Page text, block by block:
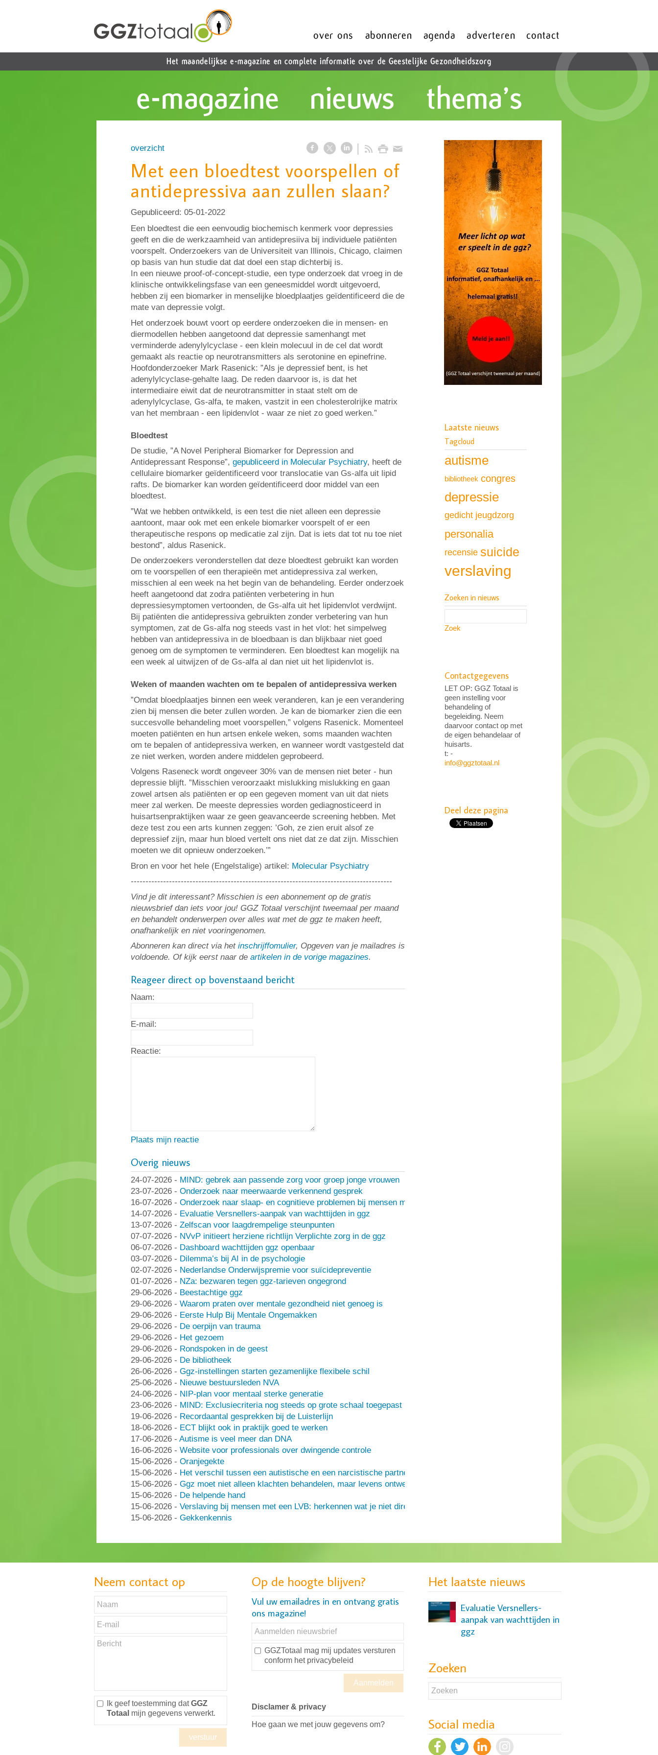
overzicht
Met een bloedtest voorspellen of
antidepressiva aan zullen slaan?
Gepubliceerd: 05-01-2022
Een bloedtest die een eenvoudig biochemisch kenmerk voor depressies
geeft en die de werkzaamheid van antidepresiiva bij individuele patiënten
voorspelt. Onderzoekers van de Universiteit van Illinois, Chicago, claimen
op basis van hun studie dat dat doel een stap dichterbij is.
In een nieuwe proof-of-concept-studie, een type onderzoek dat vroeg in de
klinische ontwikkelingsfase van een geneesmiddel wordt uitgevoerd,
hebben zij een biomarker in menselijke bloedplaatjes geïdentificeerd die de
mate van depressie volgt.
Het onderzoek bouwt voort op eerdere onderzoeken die in mensen- en
diermodellen hebben aangetoond dat depressie samenhangt met
verminderde adenylylcyclase - een klein molecuul in de cel dat wordt
gemaakt als reactie op neurotransmitters als serotonine en epinefrine.
Hoofdonderzoeker Mark Rasenick: ”Als je depressief bent, is het
adenylylcyclase-gehalte laag. De reden daarvoor is, is dat het
intermediaire eiwit dat de neurotransmitter in staat stelt om de
adenylylcyclase, Gs-alfa, te maken, vastzit in een cholesterolrijke matrix
van het membraan - een lipidenvlot - waar ze niet zo goed werken.”
Bloedtest
De studie, ”A Novel Peripheral Biomarker for Depression and
Antidepressant Response”, gepubliceerd in Molecular Psychiatry, heeft de
cellulaire biomarker geïdentificeerd voor translocatie van Gs-alfa uit lipid
rafts. De biomarker kan worden geïdentificeerd door middel van een
bloedtest.
”Wat we hebben ontwikkeld, is een test die niet alleen een depressie
aantoont, maar ook met een enkele biomarker voorspelt of er een
therapeutische respons op medicatie zal zijn. Dat is iets dat tot nu toe niet
bestond”, aldus Rasenick.
De onderzoekers veronderstellen dat deze bloedtest gebruikt kan worden
om te voorspellen of een therapieën met antidepressiva zal werken,
misschien al een week na het begin van de behandeling. Eerder onderzoek
heeft aangetoond dat zodra patiënten verbetering in hun
depressiesymptomen vertoonden, de Gs-alfa uit het lipidenvlot verdwijnt.
Bij patiënten die antidepressiva gebruikten zonder verbetering van hun
symptomen, zat de Gs-alfa nog steeds vast in het vlot: het simpelweg
hebben van antidepressiva in de bloedbaan is dan blijkbaar niet goed
genoeg om de symptomen te verminderen. Een bloedtest kan mogelijk na
een week al uitwijzen of de Gs-alfa al dan niet uit het lipidenvlot is.
Weken of maanden wachten om te bepalen of antidepressiva werken
”Omdat bloedplaatjes binnen een week veranderen, kan je een verandering
zien bij mensen die beter zullen worden. Je kan de biomarker zien die een
succesvolle behandeling moet voorspellen,” volgens Rasenick. Momenteel
moeten patiënten en hun artsen enkele weken, soms maanden wachten
om te bepalen of antidepressiva werken, en wanneer wordt vastgesteld dat
ze niet werken, worden andere middelen geprobeerd.
Volgens Raseneck wordt ongeveer 30% van de mensen niet beter - hun
depressie blijft. ”Misschien veroorzaakt mislukking mislukking en gaan
zowel artsen als patiënten er op een gegeven moment van uit dat niets
meer zal werken. De meeste depressies worden gediagnosticeerd in
huisartsenpraktijken waar ze geen geavanceerde screening hebben. Met
deze test zou een arts kunnen zeggen: ’Goh, ze zien eruit alsof ze
depressief zijn, maar hun bloed vertelt ons niet dat ze dat zijn. Misschien
moeten we dit opnieuw onderzoeken.’”
Bron en voor het hele (Engelstalige) artikel: Molecular Psychiatry
-----------------------------------------------------------------------------------------
Vind je dit interessant? Misschien is een abonnement op de gratis
nieuwsbrief dan iets voor jou! GGZ Totaal verschijnt tweemaal per maand
en behandelt onderwerpen over alles wat met de ggz te maken heeft,
onafhankelijk en niet vooringenomen.
Abonneren kan direct via het inschrijffomulier, Opgeven van je mailadres is
voldoende. Of kijk eerst naar de artikelen in de vorige magazines.
Reageer direct op bovenstaand bericht
Naam:
E-mail:
Reactie:
Plaats mijn reactie
Overig nieuws
24-07-2026 - MIND: gebrek aan passende zorg voor groep jonge vrouwen
23-07-2026 - Onderzoek naar meerwaarde verkennend gesprek
16-07-2026 - Onderzoek naar slaap- en cognitieve problemen bij mensen met een depressie
14-07-2026 - Evaluatie Versnellers-aanpak van wachttijden in ggz
13-07-2026 - Zelfscan voor laagdrempelige steunpunten
07-07-2026 - NVvP initieert herziene richtlijn Verplichte zorg in de ggz
06-07-2026 - Dashboard wachttijden ggz openbaar
03-07-2026 - Dilemma’s bij AI in de psychologie
02-07-2026 - Nederlandse Onderwijspremie voor suïcidepreventie
01-07-2026 - NZa: bezwaren tegen ggz-tarieven ongegrond
29-06-2026 - Beestachtige ggz
29-06-2026 - Waarom praten over mentale gezondheid niet genoeg is
29-06-2026 - Eerste Hulp Bij Mentale Ongemakken
29-06-2026 - De oerpijn van trauma
29-06-2026 - Het gezoem
29-06-2026 - Rondspoken in de geest
29-06-2026 - De bibliotheek
26-06-2026 - Ggz-instellingen starten gezamenlijke flexibele schil
25-06-2026 - Nieuwe bestuursleden NVA
24-06-2026 - NIP-plan voor mentaal sterke generatie
23-06-2026 - MIND: Exclusiecriteria nog steeds op grote schaal toegepast
19-06-2026 - Recordaantal gesprekken bij de Luisterlijn
18-06-2026 - ECT blijkt ook in praktijk goed te werken
17-06-2026 - Autisme is veel meer dan DNA
16-06-2026 - Website voor professionals over dwingende controle
15-06-2026 - Oranjegekte
15-06-2026 - Het verschil tussen een autistische en een narcistische partner
15-06-2026 - Ggz moet niet alleen klachten behandelen, maar levens ontwerpen
15-06-2026 - De helpende hand
15-06-2026 - Verslaving bij mensen met een LVB: herkennen wat je niet direct ziet
15-06-2026 - Gekkenkennis
Laatste nieuws
Tagcloud
autisme
bibliotheek congres
depressie
gedicht jeugdzorg
personalia
recensie suicide
verslaving
Zoeken in nieuws
Zoek
Contactgegevens
LET OP: GGZ Totaal is
geen instelling voor
behandeling of
begeleiding. Neem
daarvoor contact op met
de eigen behandelaar of
huisarts.
t: -
info@ggztotaal.nl
Deel deze pagina
Neem contact op
Ik geef toestemming datGGZ
Totaal mijn gegevens verwerkt.
Op de hoogte blijven?
Vul uw emailadres in en ontvang gratis
ons magazine!
GGZTotaal mag mij updates versturen
conform het privacybeleid
Disclamer & privacy
Hoe gaan we met jouw gegevens om?
Het laatste nieuws
Onderzoek naar slaap- en
depressie
Evaluatie Versnellers-
aanpak van wachttijden in
ggz
Zelfscan voor
laagdrempelige
Zoeken
Social media